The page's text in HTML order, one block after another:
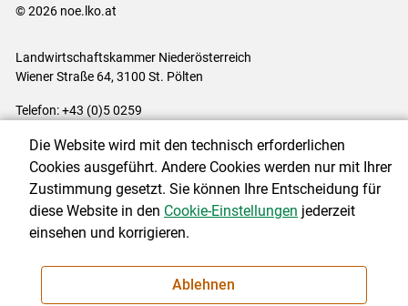
© 2026 noe.lko.at
Landwirtschaftskammer Niederösterreich
Wiener Straße 64, 3100 St. Pölten
Telefon: +43 (0)5 0259
Impressum|Kontakt|Datenschutzerklärung|Barrierefreiheit|
Cookie-Einstellungen
NEWSLETTER
Die Website wird mit den technisch erforderlichen
Cookies ausgeführt. Andere Cookies werden nur mit Ihrer
Zustimmung gesetzt. Sie können Ihre Entscheidung für
diese Website in den Cookie-Einstellungen jederzeit
einsehen und korrigieren.
Ablehnen